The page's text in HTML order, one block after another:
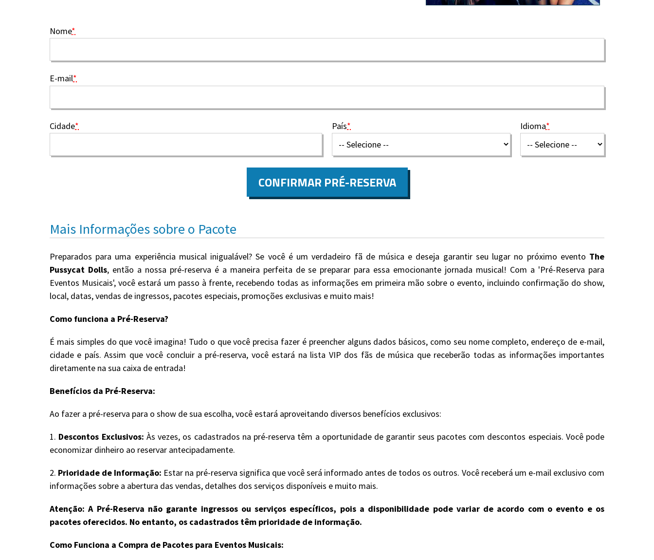
Nome*
E-mail*
Cidade* País* Idioma*
CONFIRMAR PRÉ-RESERVA
Mais Informações sobre o Pacote
Preparados para uma experiência musical inigualável? Se você é um verdadeiro fã de música e deseja garantir seu lugar no próximo evento The
Pussycat Dolls, então a nossa pré-reserva é a maneira perfeita de se preparar para essa emocionante jornada musical! Com a 'Pré-Reserva para
Eventos Musicais', você estará um passo à frente, recebendo todas as informações em primeira mão sobre o evento, incluindo confirmação do show,
local, datas, vendas de ingressos, pacotes especiais, promoções exclusivas e muito mais!
Como funciona a Pré-Reserva?
É mais simples do que você imagina! Tudo o que você precisa fazer é preencher alguns dados básicos, como seu nome completo, endereço de e-mail,
cidade e país. Assim que você concluir a pré-reserva, você estará na lista VIP dos fãs de música que receberão todas as informações importantes
diretamente na sua caixa de entrada!
Benefícios da Pré-Reserva:
Ao fazer a pré-reserva para o show de sua escolha, você estará aproveitando diversos benefícios exclusivos:
1. Descontos Exclusivos: Às vezes, os cadastrados na pré-reserva têm a oportunidade de garantir seus pacotes com descontos especiais. Você pode
economizar dinheiro ao reservar antecipadamente.
2. Prioridade de Informação: Estar na pré-reserva significa que você será informado antes de todos os outros. Você receberá um e-mail exclusivo com
informações sobre a abertura das vendas, detalhes dos serviços disponíveis e muito mais.
Atenção: A Pré-Reserva não garante ingressos ou serviços específicos, pois a disponibilidade pode variar de acordo com o evento e os
pacotes oferecidos. No entanto, os cadastrados têm prioridade de informação.
Como Funciona a Compra de Pacotes para Eventos Musicais: